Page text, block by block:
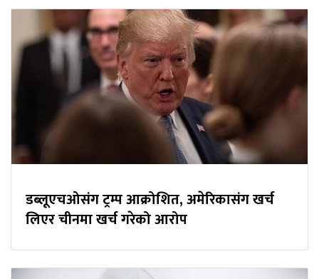
डब्लूएचओसंग ट्रम्प आक्रोशित, अमेरिकासंग खर्च
लिएर चीनमा खर्च गरेको आरोप